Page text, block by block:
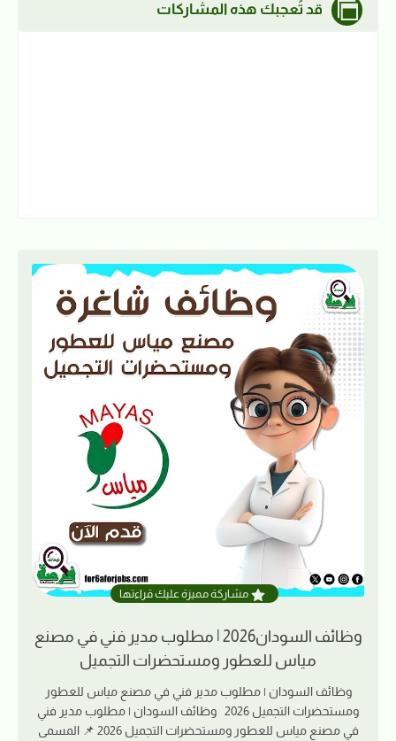
قد تُعجبك هذه المشاركات
مشاركة مميزة عليك قراءتها
وظائف السودان2026 | مطلوب مدير فني في مصنع
مياس للعطور ومستحضرات التجميل
وظائف السودان | مطلوب مدير فني في مصنع مياس للعطور
ومستحضرات التجميل 2026 وظائف السودان | مطلوب مدير فني
في مصنع مياس للعطور ومستحضرات التجميل 2026 📌 المسمى